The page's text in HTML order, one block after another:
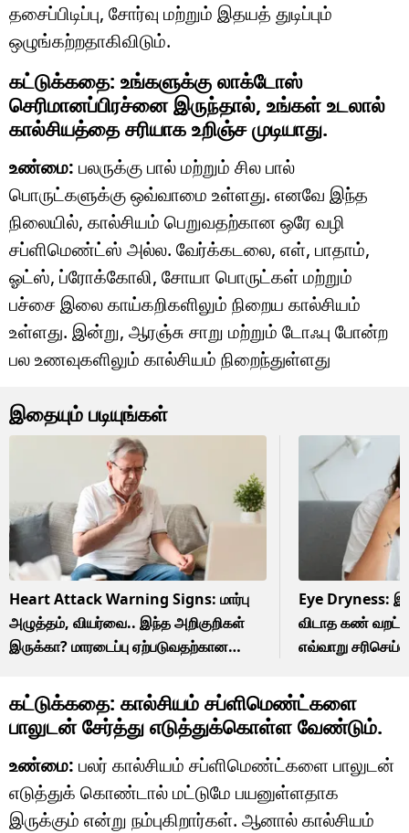
தசைப்பிடிப்பு, சோர்வு மற்றும் இதயத் துடிப்பும்
ஒழுங்கற்றதாகிவிடும்.
கட்டுக்கதை: உங்களுக்கு லாக்டோஸ்
செரிமானப்பிரச்னை இருந்தால், உங்கள் உடலால்
கால்சியத்தை சரியாக உறிஞ்ச முடியாது.
உண்மை: பலருக்கு பால் மற்றும் சில பால்
பொருட்களுக்கு ஒவ்வாமை உள்ளது. எனவே இந்த
நிலையில், கால்சியம் பெறுவதற்கான ஒரே வழி
சப்ளிமெண்ட்ஸ் அல்ல. வேர்க்கடலை, எள், பாதாம்,
ஓட்ஸ், ப்ரோக்கோலி, சோயா பொருட்கள் மற்றும்
பச்சை இலை காய்கறிகளிலும் நிறைய கால்சியம்
உள்ளது. இன்று, ஆரஞ்சு சாறு மற்றும் டோஃபு போன்ற
பல உணவுகளிலும் கால்சியம் நிறைந்துள்ளது
இதையும் படியுங்கள்
Heart Attack Warning Signs: மார்பு
அழுத்தம், வியர்வை.. இந்த அறிகுறிகள்
இருக்கா? மாரடைப்பு ஏற்படுவதற்கான
Eye Dryness:
விடாத கண்
எவ்வாறு
கட்டுக்கதை: கால்சியம் சப்ளிமெண்ட்களை
பாலுடன் சேர்த்து எடுத்துக்கொள்ள வேண்டும்.
உண்மை: பலர் கால்சியம் சப்ளிமெண்ட்களை பாலுடன்
எடுத்துக் கொண்டால் மட்டுமே பயனுள்ளதாக
இருக்கும் என்று நம்புகிறார்கள். ஆனால் கால்சியம்